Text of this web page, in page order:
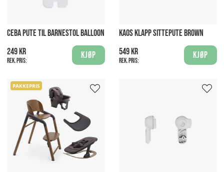
CEBA PUTE TIL BARNESTOL BALLOON
249 kr
Rek. pris:
Kjøp
KAOS KLAPP SITTEPUTE BROWN
549 kr
Rek. pris:
Kjøp
PAKKEPRIS